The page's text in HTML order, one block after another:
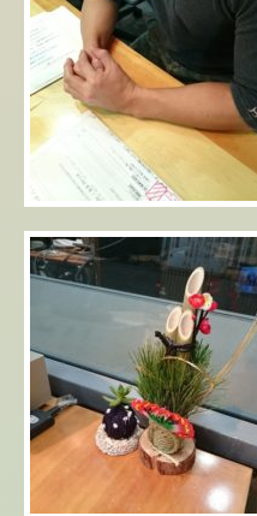
2019年01月07日
寒くなって来ました。
2019年01月04日
お正月感